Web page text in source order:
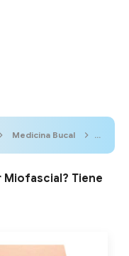
Medicina Bucal
Miofascial? Tiene